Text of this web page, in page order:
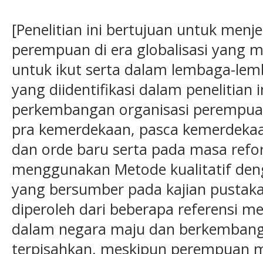
[Penelitian ini bertujuan untuk
perempuan di era globalisasi yang
untuk ikut serta dalam lembaga-
yang diidentifikasi dalam penelitian
perkembangan organisasi
pra kemerdekaan, pasca
dan orde baru serta pada masa
menggunakan Metode kualitatif
yang bersumber pada kajian
diperoleh dari beberapa referensi
dalam negara maju dan
terpisahkan, meskipun perempuan